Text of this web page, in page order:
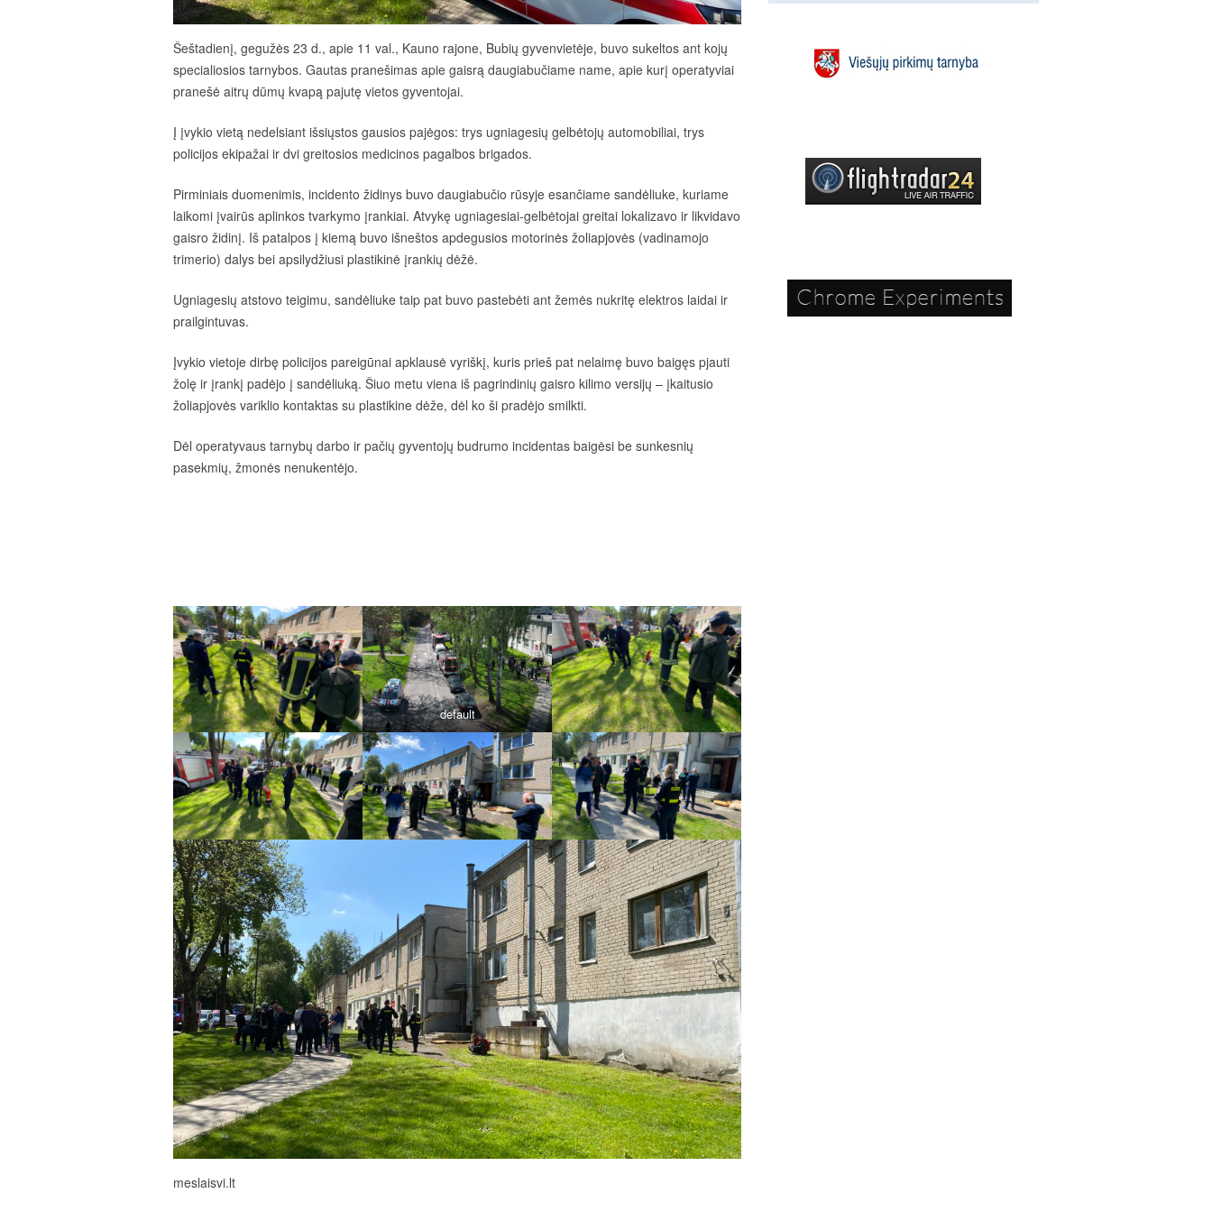
Šeštadienį, gegužės 23 d., apie 11 val., Kauno rajone, Bubių gyvenvietėje, buvo sukeltos ant kojų
specialiosios tarnybos. Gautas pranešimas apie gaisrą daugiabučiame name, apie kurį operatyviai
pranešė aitrų dūmų kvapą pajutę vietos gyventojai.
Į įvykio vietą nedelsiant išsiųstos gausios pajėgos: trys ugniagesių gelbėtojų automobiliai, trys
policijos ekipažai ir dvi greitosios medicinos pagalbos brigados.
Pirminiais duomenimis, incidento židinys buvo daugiabučio rūsyje esančiame sandėliuke, kuriame
laikomi įvairūs aplinkos tvarkymo įrankiai. Atvykę ugniagesiai-gelbėtojai greitai lokalizavo ir likvidavo
gaisro židinį. Iš patalpos į kiemą buvo išneštos apdegusios motorinės žoliapjovės (vadinamojo
trimerio) dalys bei apsilydžiusi plastikinė įrankių dėžė.
Ugniagesių atstovo teigimu, sandėliuke taip pat buvo pastebėti ant žemės nukritę elektros laidai ir
prailgintuvas.
Įvykio vietoje dirbę policijos pareigūnai apklausė vyriškį, kuris prieš pat nelaimę buvo baigęs pjauti
žolę ir įrankį padėjo į sandėliuką. Šiuo metu viena iš pagrindinių gaisro kilimo versijų – įkaitusio
žoliapjovės variklio kontaktas su plastikine dėže, dėl ko ši pradėjo smilkti.
Dėl operatyvaus tarnybų darbo ir pačių gyventojų budrumo incidentas baigėsi be sunkesnių
pasekmių, žmonės nenukentėjo.
default
meslaisvi.lt